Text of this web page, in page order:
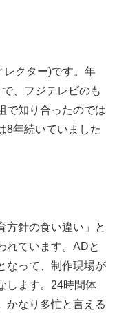
レクター)です。年
、フジテレビのも
で知り合ったのでは
8年続いていました
方針の食い違い」と
れています。ADと
なって、制作現場が
します。24時間体
かなり多忙と言える